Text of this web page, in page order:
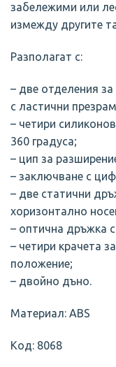
забележими или
измежду другите
Разполагат с:
– две отделения
с ластични
– четири
360 градуса;
– цип за
– заключване с
– две статични
хоризонтално
– оптична дръжка
– четири крачета
положение;
– двойно дъно.
Материал: ABS
Код: 8068